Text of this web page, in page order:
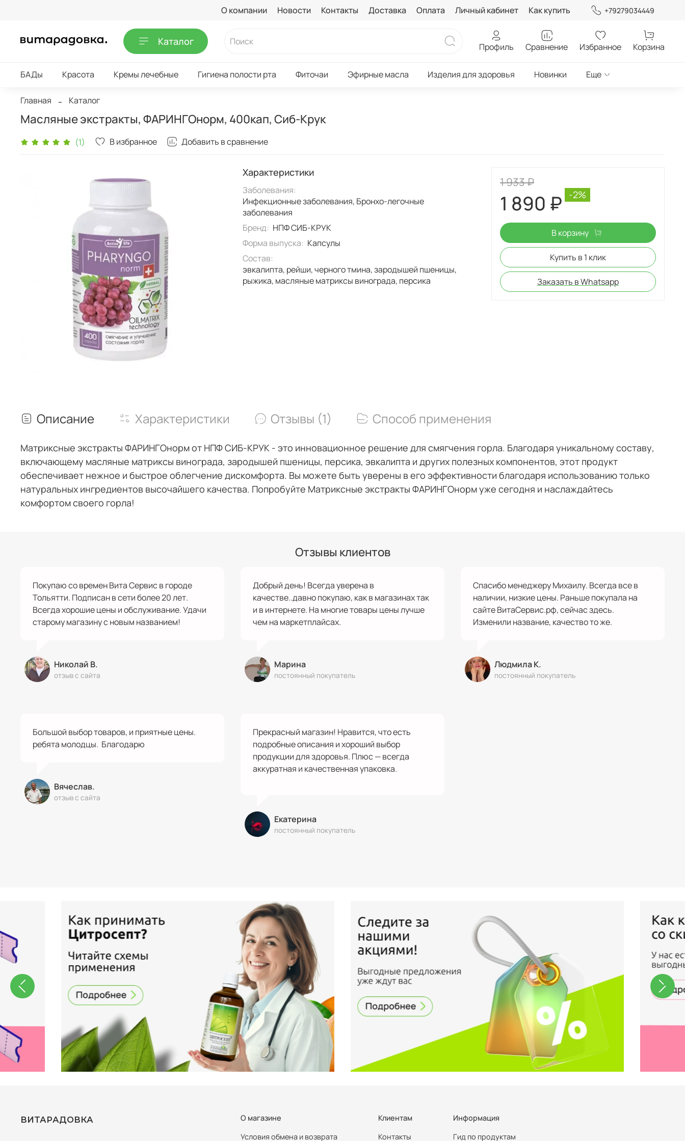
О компании Новости Контакты Доставка Оплата Личный кабинет Как купить +79279034449
Каталог Профиль Сравнение Избранное Корзина
БАДы Красота Кремы лечебные Гигиена полости рта Фиточаи Эфирные масла Изделия для здоровья Новинки Еще
Главная Каталог
Масляные экстракты, ФАРИНГОнорм, 400кап, Сиб-Крук
(1) В избранное Добавить в сравнение
Характеристики
Заболевания:
Инфекционные заболевания, Бронхо-легочные
заболевания
Бренд: НПФ СИБ-КРУК
Форма выпуска: Капсулы
Состав:
эвкалипта, рейши, черного тмина, зародышей пшеницы,
рыжика, масляные матриксы винограда, персика
1 933 ₽
1 890 ₽ -2%
В корзину
Купить в 1 клик
Заказать в Whatsapp
Описание Характеристики Отзывы (1) Способ применения
Матриксные экстракты ФАРИНГОнорм от НПФ СИБ-КРУК - это инновационное решение для смягчения горла. Благодаря уникальному составу,
включающему масляные матриксы винограда, зародышей пшеницы, персика, эвкалипта и других полезных компонентов, этот продукт
обеспечивает нежное и быстрое облегчение дискомфорта. Вы можете быть уверены в его эффективности благодаря использованию только
натуральных ингредиентов высочайшего качества. Попробуйте Матриксные экстракты ФАРИНГОнорм уже сегодня и наслаждайтесь
комфортом своего горла!
Отзывы клиентов
Покупаю со времен Вита Сервис в городе
Тольятти. Подписан в сети более 20 лет.
Всегда хорошие цены и обслуживание. Удачи
старому магазину с новым названием!
Николай В.
отзыв с сайта
Добрый день! Всегда уверена в
качестве..давно покупаю, как в магазинах так
и в интернете. На многие товары цены лучше
чем на маркетплайсах.
Марина
постоянный покупатель
Спасибо менеджеру Михаилу. Всегда все в
наличии, низкие цены. Раньше покупала на
сайте ВитаСервис.рф, сейчас здесь.
Изменили название, качество то же.
Людмила К.
постоянный покупатель
Большой выбор товаров, и приятные цены.
ребята молодцы. Благодарю
Вячеслав.
отзыв с сайта
Прекрасный магазин! Нравится, что есть
подробные описания и хороший выбор
продукции для здоровья. Плюс — всегда
аккуратная и качественная упаковка.
Екатерина
постоянный покупатель
О магазине
Условия обмена и возврата
Клиентам
Контакты
Информация
Гид по продуктам
ВИТАРАДОВКА